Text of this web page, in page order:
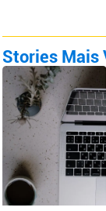
Stories Mais